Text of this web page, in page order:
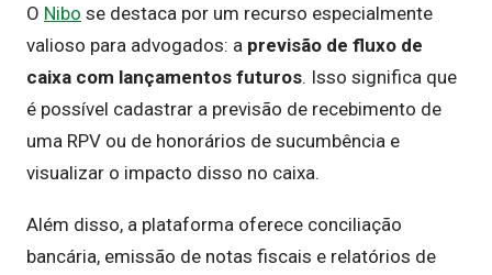
O Nibo se destaca por um recurso especialmente
valioso para advogados: a previsão de fluxo de
caixa com lançamentos futuros. Isso significa que
é possível cadastrar a previsão de recebimento de
uma RPV ou de honorários de sucumbência e
visualizar o impacto disso no caixa.
Além disso, a plataforma oferece conciliação
bancária, emissão de notas fiscais e relatórios de